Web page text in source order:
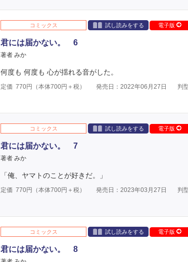
コミックス 試し読みをする 電子版
君には届かない。 6
著者 みか
何度も 何度も 心が揺れる音がした。
定価 770円（本体700円＋税） 発売日：2022年06月27日 判
コミックス 試し読みをする 電子版
君には届かない。 7
著者 みか
「俺、ヤマトのことが好きだ。」
定価 770円（本体700円＋税） 発売日：2023年03月27日 判
コミックス 試し読みをする 電子版
君には届かない。 8